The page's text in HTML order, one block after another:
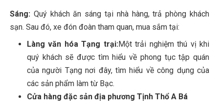
Sáng: Quý khách ăn sáng tại nhà hàng, trả phòng khách
sạn. Sau đó, xe đón đoàn tham quan, mua sắm tại:
Làng văn hóa Tạng trại: Một trải nghiệm thú vị khi
quý khách sẽ được tìm hiểu về phong tục tập quán
của người Tạng nơi đây, tìm hiểu về công dụng của
các sản phẩm làm từ Bạc.
Cửa hàng đặc sản địa phương Tịnh Thổ A Bá